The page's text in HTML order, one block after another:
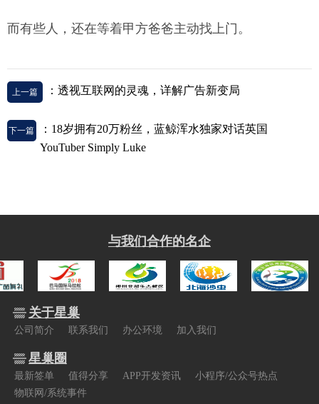
而有些人，还在等着甲方爸爸主动找上门。
上一篇 ：透视互联网的灵魂，详解广告新变局
下一篇
：18岁拥有20万粉丝，蓝鲸浑水独家对话英国
YouTuber Simply Luke
与我们合作的名企
关于星巢
公司简介 联系我们 办公环境 加入我们
星巢圈
最新签单 值得分享 APP开发资讯
小程序/公众号热点
物联网/系统事件